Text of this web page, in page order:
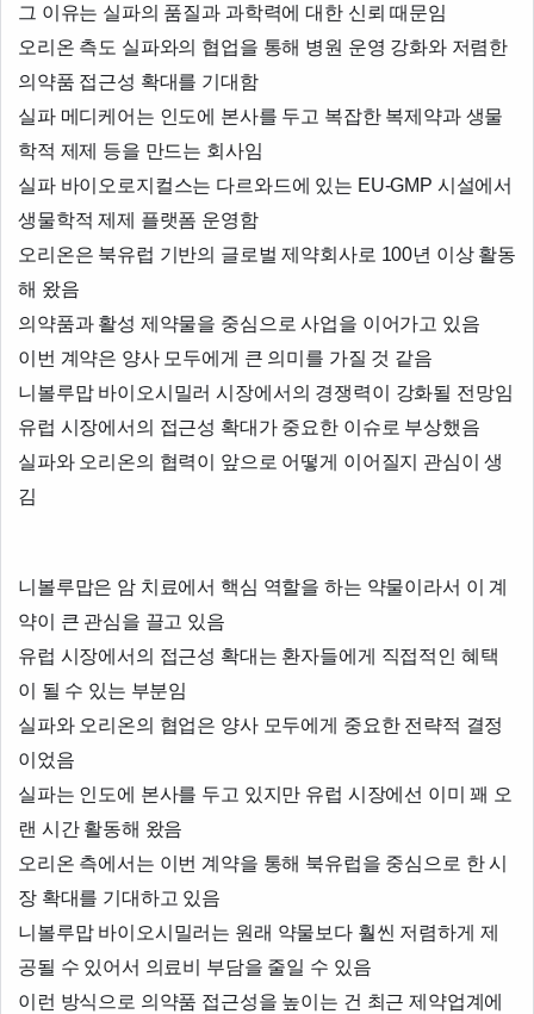
그 이유는 실파의 품질과 과학력에 대한 신뢰 때문임
오리온 측도 실파와의 협업을 통해 병원 운영 강화와 저렴한
의약품 접근성 확대를 기대함
실파 메디케어는 인도에 본사를 두고 복잡한 복제약과 생물
학적 제제 등을 만드는 회사임
실파 바이오로지컬스는 다르와드에 있는 EU-GMP 시설에서
생물학적 제제 플랫폼 운영함
오리온은 북유럽 기반의 글로벌 제약회사로 100년 이상 활동
해 왔음
의약품과 활성 제약물을 중심으로 사업을 이어가고 있음
이번 계약은 양사 모두에게 큰 의미를 가질 것 같음
니볼루맙 바이오시밀러 시장에서의 경쟁력이 강화될 전망임
유럽 시장에서의 접근성 확대가 중요한 이슈로 부상했음
실파와 오리온의 협력이 앞으로 어떻게 이어질지 관심이 생
김
니볼루맙은 암 치료에서 핵심 역할을 하는 약물이라서 이 계
약이 큰 관심을 끌고 있음
유럽 시장에서의 접근성 확대는 환자들에게 직접적인 혜택
이 될 수 있는 부분임
실파와 오리온의 협업은 양사 모두에게 중요한 전략적 결정
이었음
실파는 인도에 본사를 두고 있지만 유럽 시장에선 이미 꽤 오
랜 시간 활동해 왔음
오리온 측에서는 이번 계약을 통해 북유럽을 중심으로 한 시
장 확대를 기대하고 있음
니볼루맙 바이오시밀러는 원래 약물보다 훨씬 저렴하게 제
공될 수 있어서 의료비 부담을 줄일 수 있음
이런 방식으로 의약품 접근성을 높이는 건 최근 제약업계에